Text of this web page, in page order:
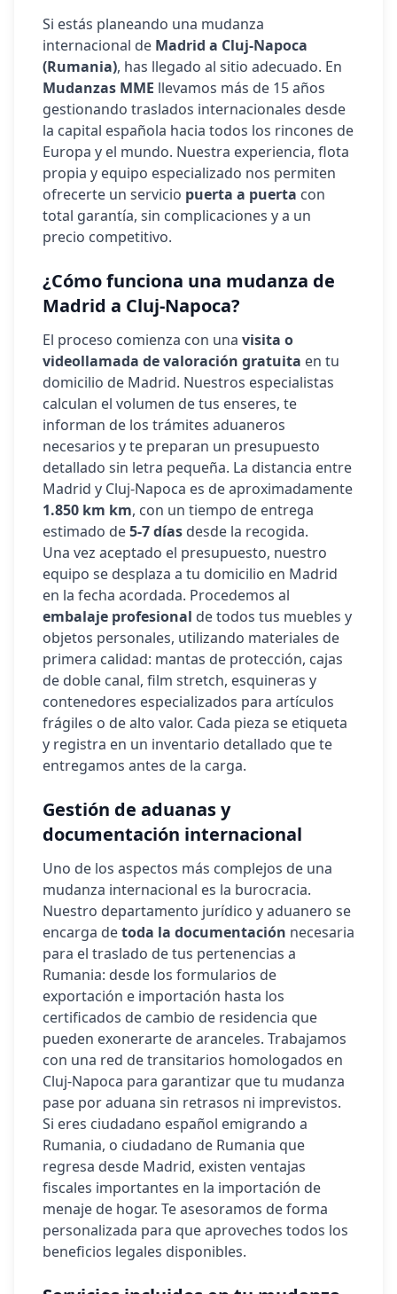
Si estás planeando una mudanza
internacional de Madrid a Cluj-Napoca
(Rumania), has llegado al sitio adecuado. En
Mudanzas MME llevamos más de 15 años
gestionando traslados internacionales desde
la capital española hacia todos los rincones de
Europa y el mundo. Nuestra experiencia, flota
propia y equipo especializado nos permiten
ofrecerte un servicio puerta a puerta con
total garantía, sin complicaciones y a un
precio competitivo.
¿Cómo funciona una mudanza de
Madrid a Cluj-Napoca?
El proceso comienza con una visita o
videollamada de valoración gratuita en tu
domicilio de Madrid. Nuestros especialistas
calculan el volumen de tus enseres, te
informan de los trámites aduaneros
necesarios y te preparan un presupuesto
detallado sin letra pequeña. La distancia entre
Madrid y Cluj-Napoca es de aproximadamente
1.850 km km, con un tiempo de entrega
estimado de5-7 días desde la recogida.
Una vez aceptado el presupuesto, nuestro
equipo se desplaza a tu domicilio en Madrid
en la fecha acordada. Procedemos al
embalaje profesional de todos tus muebles y
objetos personales, utilizando materiales de
primera calidad: mantas de protección, cajas
de doble canal, film stretch, esquineras y
contenedores especializados para artículos
frágiles o de alto valor. Cada pieza se etiqueta
y registra en un inventario detallado que te
entregamos antes de la carga.
Gestión de aduanas y
documentación internacional
Uno de los aspectos más complejos de una
mudanza internacional es la burocracia.
Nuestro departamento jurídico y aduanero se
encarga detoda la documentación necesaria
para el traslado de tus pertenencias a
Rumania: desde los formularios de
exportación e importación hasta los
certificados de cambio de residencia que
pueden exonerarte de aranceles. Trabajamos
con una red de transitarios homologados en
Cluj-Napoca para garantizar que tu mudanza
pase por aduana sin retrasos ni imprevistos.
Si eres ciudadano español emigrando a
Rumania, o ciudadano de Rumania que
regresa desde Madrid, existen ventajas
fiscales importantes en la importación de
menaje de hogar. Te asesoramos de forma
personalizada para que aproveches todos los
beneficios legales disponibles.